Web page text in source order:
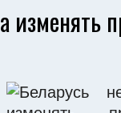
изменять